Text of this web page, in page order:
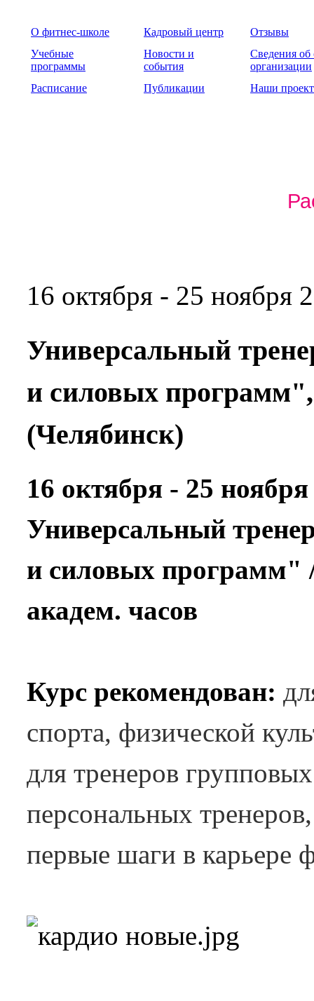
О фитнес-школе Кадровый центр
Отзывы
Учебные
программы
Новости и
события
Сведения об
организации
Расписание
Публикации Наши
16 октября - 25 ноября
Универсальный
и силовых
(Челябинск)
16 октября - 25
Универсальный
и силовых программ"
академ. часов
Курс рекомендован:
спорта, физической
для тренеров
персональных
первые шаги в карьере